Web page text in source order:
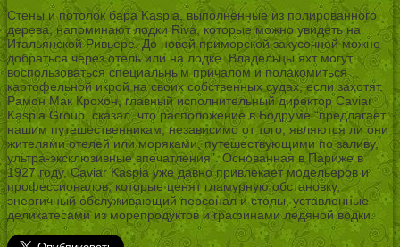
Стены и потолок бара Kaspia, выполненные из полированного
дерева, напоминают лодки Riva, которые можно увидеть на
Итальянской Ривьере. До новой приморской закусочной можно
добраться через отель или на лодке. Владельцы яхт могут
воспользоваться специальным причалом и полакомиться
картофельной икрой на своих собственных судах, если захотят.
Рамон Мак Крохон, главный исполнительный директор Caviar
Kaspia Group, сказал, что расположение в Бодруме “предлагает
нашим путешественникам, независимо от того, являются ли они
жителями отелей или моряками, путешествующими по заливу,
ультра-эксклюзивные впечатления”. Основанная в Париже в
1927 году, Caviar Kaspia уже давно привлекает модельеров и
профессионалов, которые ценят гламурную обстановку,
энергичный обслуживающий персонал и столы, уставленные
деликатесами из морепродуктов и графинами ледяной водки.